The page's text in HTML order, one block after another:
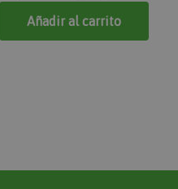
Añadir al carrito
mes
cliente para evitar
de consentimiento de